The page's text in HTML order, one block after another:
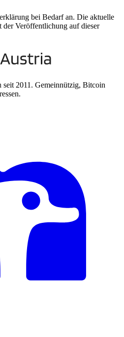
bei Bedarf an. Die aktuelle
der Veröffentlichung auf dieser
seit 2011. Gemeinnützig, Bitcoin